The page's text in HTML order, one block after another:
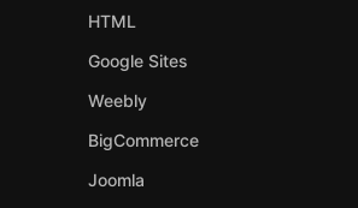
HTML
Google Sites
Weebly
BigCommerce
Joomla